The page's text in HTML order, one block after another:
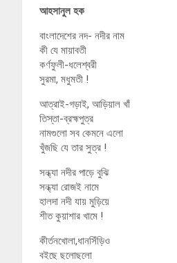
আহসানুল হক
বাংলাদেশের নদ- নদীর নাম
কী যে মায়াবতী
কর্ণফুলী-ধলেশ্বরী
সুরমা, মধুমতী !
আত্রাই-গড়াই, আড়িয়াল খাঁ
তিস্তা-ব্রহ্মপুত্র
নামগুলো সব কেমনে এলো
খুঁজছি যে তার সুত্র !
সন্ধ্যা নদীর পাড়ে বুঝি
সন্ধ্যা রোজই নামে
হালদা নদী যায় মুড়িয়ে
শীত কুয়াশার খামে !
কীর্তনখোলা,ধানসিঁড়িও
বইছে ছলোছলো